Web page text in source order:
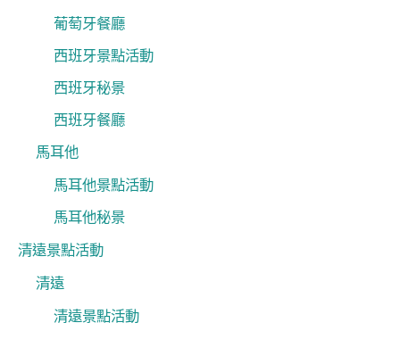
葡萄牙餐廳
西班牙景點活動
西班牙秘景
西班牙餐廳
馬耳他
馬耳他景點活動
馬耳他秘景
清遠景點活動
清遠
清遠景點活動